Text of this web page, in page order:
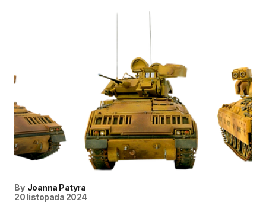
By Joanna Patyra
20 listopada 2024